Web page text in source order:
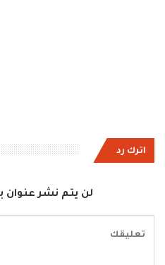
اترك رد
لن يتم نشر عنوان